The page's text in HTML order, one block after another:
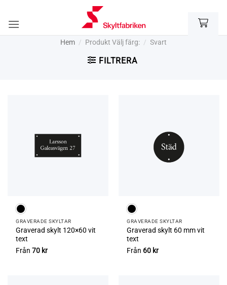
content
Hem / Produkt Välj färg: / Svart
FILTRERA
GRAVERADE SKYLTAR
Graverad skylt 120×60 vit
text
Från70 kr
GRAVERADE SKYLTAR
Graverad skylt 60 mm vit
text
Från 60 kr